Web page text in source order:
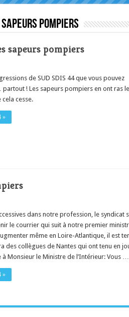
pompiers
sapeurs pompiers
de SUD SDIS 44 que vous pouvez
! Les sapeurs pompiers en ont ras le
cesse.
»
dans notre profession, le syndicat
le courrier qui suit à notre premier
même en Loire-Atlantique, il est
des collègues de Nantes qui ont tenu en
Monsieur le Ministre de l’Intérieur: Vous …
»